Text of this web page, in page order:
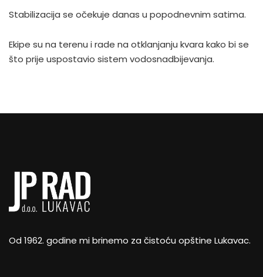
Stabilizacija se očekuje danas u popodnevnim satima.
Ekipe su na terenu i rade na otklanjanju kvara kako bi se
što prije uspostavio sistem vodosnadbijevanja.
Od 1962. godine mi brinemo za čistoću opštine Lukavac.